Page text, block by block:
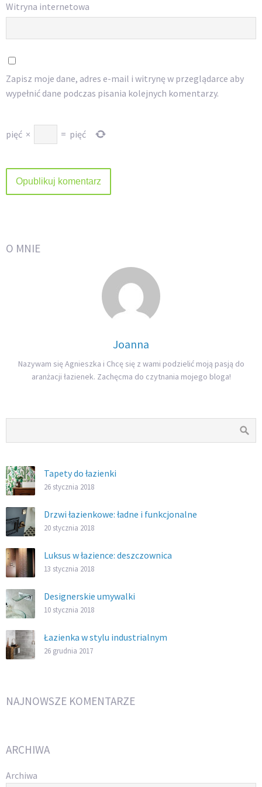
Witryna internetowa
Zapisz moje dane, adres e-mail i witrynę w przeglądarce aby
wypełnić dane podczas pisania kolejnych komentarzy.
pięć × = pięć
O MNIE
Joanna
Nazywam się Agnieszka i Chcę się z wami podzielić moją pasją do
aranżacji łazienek. Zachęcma do czytnania mojego bloga!
Tapety do łazienki
26 stycznia 2018
Drzwi łazienkowe: ładne i funkcjonalne
20 stycznia 2018
Luksus w łazience: deszczownica
13 stycznia 2018
Designerskie umywalki
10 stycznia 2018
Łazienka w stylu industrialnym
26 grudnia 2017
NAJNOWSZE KOMENTARZE
ARCHIWA
Archiwa